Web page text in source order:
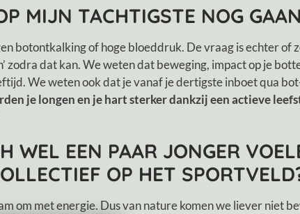
MIJN TACHTIGSTE NOG
botontkalking of hoge bloeddruk. De vraag is echter of
zodra dat kan. We weten dat beweging, impact op je
We weten ook dat je vanaf je dertigste inboet qua
je longen en je hart sterker dankzij een actieve
WEL EEN PAAR JONGER
OP HET
om met energie. Dus van nature komen we liever niet